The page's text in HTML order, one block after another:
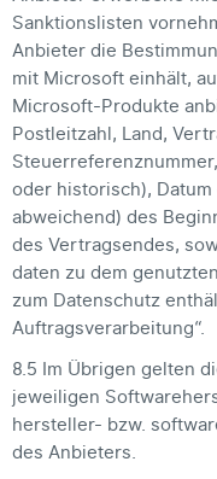
Sanktionslisten
Anbieter die
mit Microsoft einhält,
Microsoft-Produkte
Postleitzahl, Land,
oder historisch),
abweichend) des
des Vertragsendes,
daten zu dem
zum Datenschutz
Auftrags­verarbei­tung“.
8.5 Im Übrigen gelten
jeweiligen
hersteller- bzw.
des Anbieters.